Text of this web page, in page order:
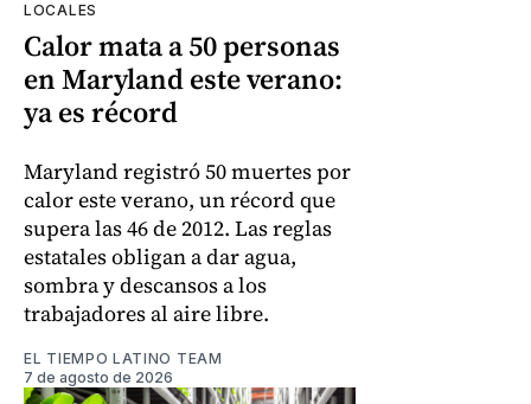
LOCALES
Calor mata a 50 personas
en Maryland este verano:
ya es récord
Maryland registró 50 muertes por
calor este verano, un récord que
supera las 46 de 2012. Las reglas
estatales obligan a dar agua,
sombra y descansos a los
trabajadores al aire libre.
EL TIEMPO LATINO TEAM
7 de agosto de 2026